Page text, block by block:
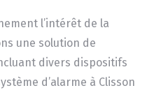
l’intérêt de la
une solution de
divers dispositifs
d’alarme à Clisson